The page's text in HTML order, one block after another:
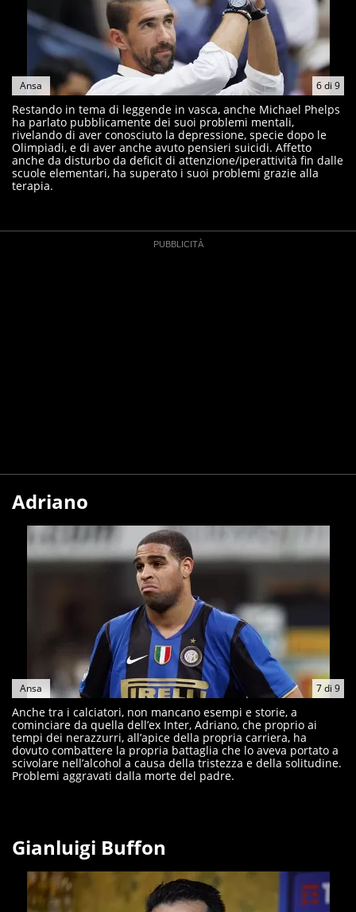
6di 9
Ansa
Restando in tema di leggende in vasca, anche Michael Phelps
ha parlato pubblicamente dei suoi problemi mentali,
rivelando di aver conosciuto la depressione, specie dopo le
Olimpiadi, e di aver anche avuto pensieri suicidi. Affetto
anche da disturbo da deficit di attenzione/iperattività fin dalle
scuole elementari, ha superato i suoi problemi grazie alla
terapia.
Adriano
7di 9
Ansa
Anche tra i calciatori, non mancano esempi e storie, a
cominciare da quella dell’ex Inter, Adriano, che proprio ai
tempi dei nerazzurri, all’apice della propria carriera, ha
dovuto combattere la propria battaglia che lo aveva portato a
scivolare nell’alcohol a causa della tristezza e della solitudine.
Problemi aggravati dalla morte del padre.
Gianluigi Buffon